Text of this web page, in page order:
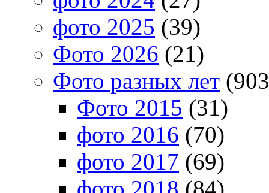
фото 2025 (39)
Фото 2026 (21)
Фото разных лет
Фото 2015 (31)
фото 2016 (70)
фото 2017 (69)